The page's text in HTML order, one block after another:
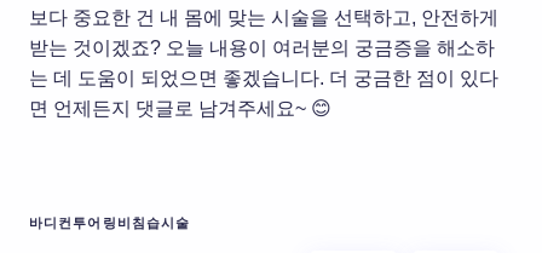
보다 중요한 건 내 몸에 맞는 시술을 선택하고, 안전하게
받는 것이겠죠? 오늘 내용이 여러분의 궁금증을 해소하
는 데 도움이 되었으면 좋겠습니다. 더 궁금한 점이 있다
면 언제든지 댓글로 남겨주세요~ 😊
바디컨투어링 비침습시술